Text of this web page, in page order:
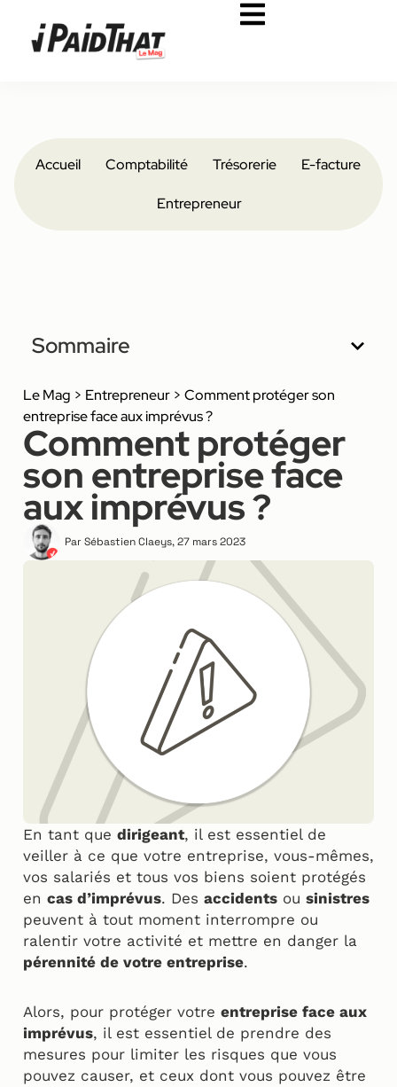
Accueil Comptabilité Trésorerie E-facture
Entrepreneur
Sommaire
Le Mag > Entrepreneur > Comment protéger son
entreprise face aux imprévus ?
Comment protéger
son entreprise face
aux imprévus ?
Par Sébastien Claeys,27 mars 2023
En tant que dirigeant, il est essentiel de
veiller à ce que votre entreprise, vous-mêmes,
vos salariés et tous vos biens soient protégés
en cas d’imprévus. Des accidents ou sinistres
peuvent à tout moment interrompre ou
ralentir votre activité et mettre en danger la
pérennité de votre entreprise.
Alors, pour protéger votre entreprise face aux
imprévus, il est essentiel de prendre des
mesures pour limiter les risques que vous
pouvez causer, et ceux dont vous pouvez être